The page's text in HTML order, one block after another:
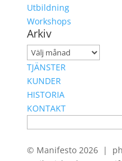
Utbildning
Workshops
Arkiv
Arkiv
TJÄNSTER
KUNDER
HISTORIA
KONTAKT
© Manifesto 2026 |